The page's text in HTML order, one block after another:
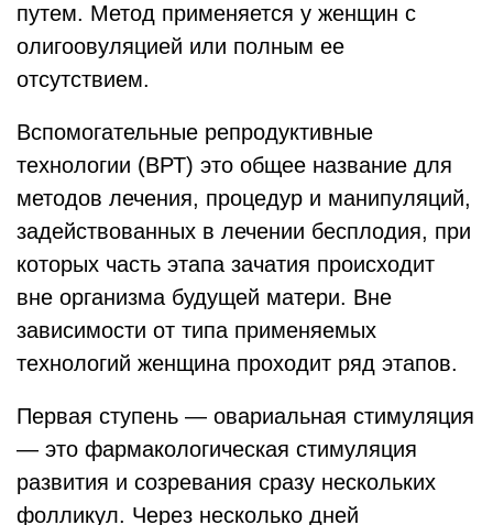
путем. Метод применяется у женщин с
олигоовуляцией или полным ее
отсутствием.
Вспомогательные репродуктивные
технологии (ВРТ) это общее название для
методов лечения, процедур и манипуляций,
задействованных в лечении бесплодия, при
которых часть этапа зачатия происходит
вне организма будущей матери. Вне
зависимости от типа применяемых
технологий женщина проходит ряд этапов.
Первая ступень — овариальная стимуляция
— это фармакологическая стимуляция
развития и созревания сразу нескольких
фолликул. Через несколько дней